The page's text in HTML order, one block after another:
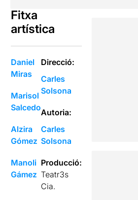
Fitxa
artística
Daniel
Miras
Marisol
Salcedo
Alzira
Gómez
Manoli
Gámez
Direcció:
Carles
Solsona
Autoria:
Carles
Solsona
Producció:
Teatr3s
Cia.